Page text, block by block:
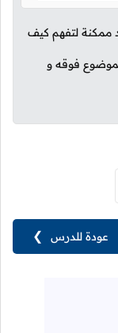
ممكنة لتفهم كيف
فوقه و
عودة للدرس ❯